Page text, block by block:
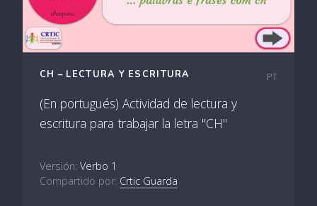
CH – LECTURA Y ESCRITURA PT
(En portugués) Actividad de lectura y
escritura para trabajar la letra "CH"
Versión: Verbo 1
Compartido por: Crtic Guarda